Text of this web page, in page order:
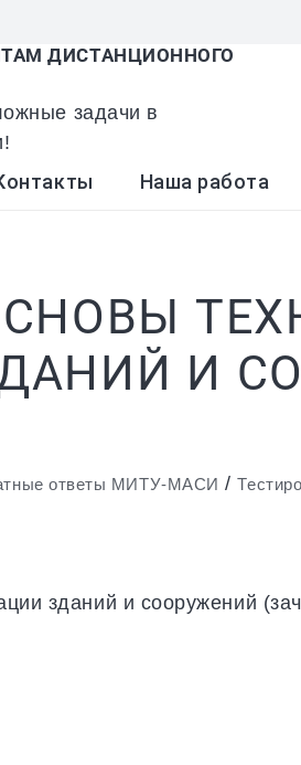
ДИСТАНЦИОННОГО
задачи в
Наша работа
И
ответы МИТУ-МАСИ /
зданий и сооружений